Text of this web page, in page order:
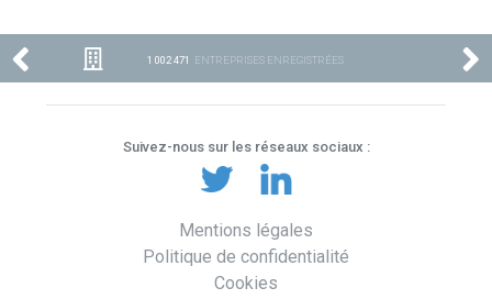
1 002 471 ENTREPRISES ENREGISTRÉES
Suivez-nous sur les réseaux sociaux :
Mentions légales
Politique de confidentialité
Cookies